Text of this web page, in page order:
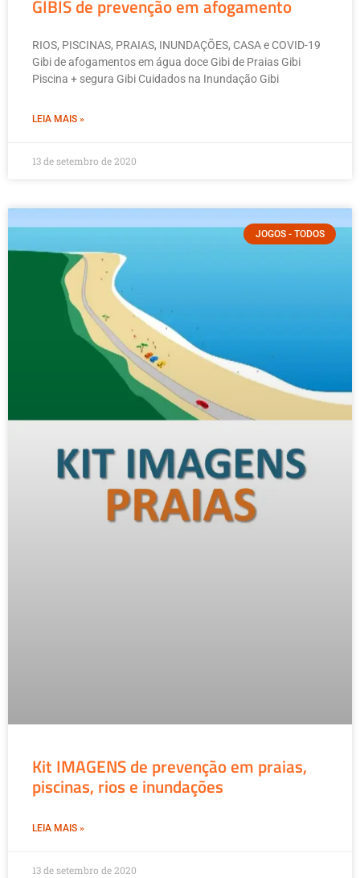
GIBIS de prevenção em afogamento
RIOS, PISCINAS, PRAIAS, INUNDAÇÕES, CASA e COVID-19
Gibi de afogamentos em água doce Gibi de Praias Gibi
Piscina + segura Gibi Cuidados na Inundação Gibi
LEIA MAIS »
13 de setembro de 2020
JOGOS - TODOS
Kit IMAGENS de prevenção em praias,
piscinas, rios e inundações
LEIA MAIS »
13 de setembro de 2020